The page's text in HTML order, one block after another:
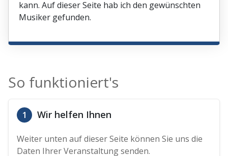
kann. Auf dieser Seite hab ich den gewünschten
Musiker gefunden.
So funktioniert's
1 Wir helfen Ihnen
Weiter unten auf dieser Seite können Sie uns die
Daten Ihrer Veranstaltung senden.